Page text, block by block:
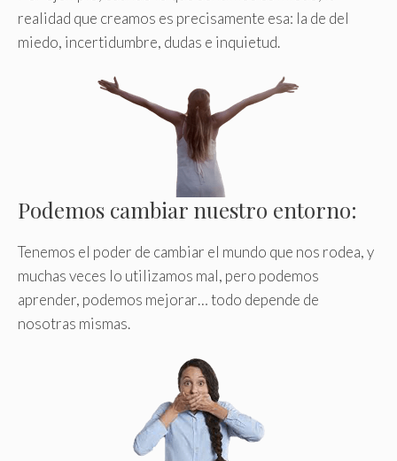
realidad que creamos es precisamente esa: la de del
miedo, incertidumbre, dudas e inquietud.
Podemos cambiar nuestro entorno:
Tenemos el poder de cambiar el mundo que nos rodea, y
muchas veces lo utilizamos mal, pero podemos
aprender, podemos mejorar… todo depende de
nosotras mismas.